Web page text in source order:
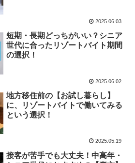
2025.06.03
短期・長期どっちがいい？シニア
世代に合ったリゾートバイト期間
の選択！
2025.06.02
地方移住前の【お試し暮らし】
に、リゾートバイトで働いてみる
という選択！
2025.05.19
接客が苦手でも大丈夫！中高年・